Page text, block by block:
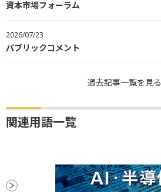
資本市場フォーラム
2026/07/23
パブリックコメント
過去記事一覧を見る
関連用語一覧